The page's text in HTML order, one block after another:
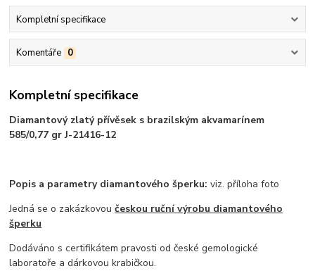
Kompletní specifikace
Komentáře 0
Kompletní specifikace
Diamantový zlatý přívěsek s brazilským akvamarínem
585/0,77 gr J-21416-12
Popis a parametry diamantového šperku: viz. příloha foto
Jedná se o zakázkovoučeskou ruční výrobu diamantového
šperku
Dodáváno s certifikátem pravosti od české gemologické
laboratoře a dárkovou krabičkou.